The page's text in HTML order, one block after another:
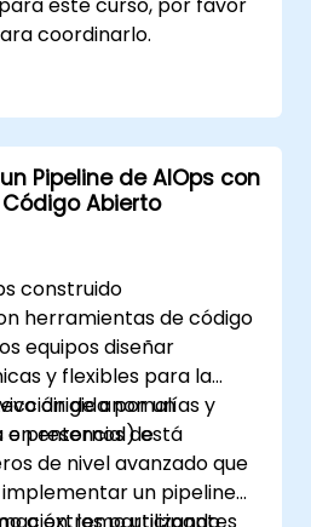
coordinarlo.
Pipeline de AIOps con
Abierto
construido
herramientas de código
equipos diseñar
y flexibles para la
de anomalías y
en entornos de
dirigida por un
presencial) está
de nivel avanzado que
un pipeline
a extremo utilizando
los participantes